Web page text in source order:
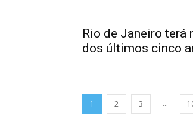
Rio de Janeiro terá
dos últimos cinco
1 2 3 ...